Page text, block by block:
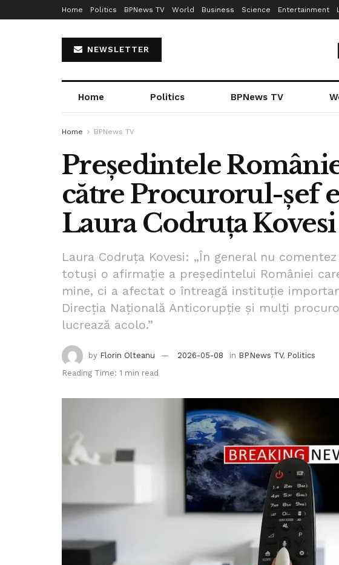
Home Politics BPNews TV World Business Science Entertainment
NEWSLETTER
Home Politics BPNews TV
Home BPNews TV
Președintele
către Procurorul-șef
Laura Codruța Kovesi
Laura Codruța Kovesi: „În general nu
totuși o afirmație a președintelui României
mine, ci a afectat o întreagă instituție
Direcția Națională Anticorupție și mulți
lucrează acolo.”
by Florin Olteanu 2026-05-08 in BPNews TV, Politics
Reading Time: 1 min read